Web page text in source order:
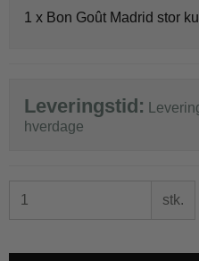
1 x Bon Goût Madrid stor
Leveringstid:
hverdage
stk.